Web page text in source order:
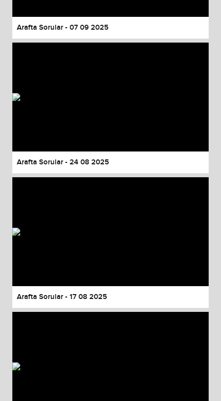
Arafta Sorular - 07 09 2025
Arafta Sorular - 24 08 2025
Arafta Sorular - 17 08 2025